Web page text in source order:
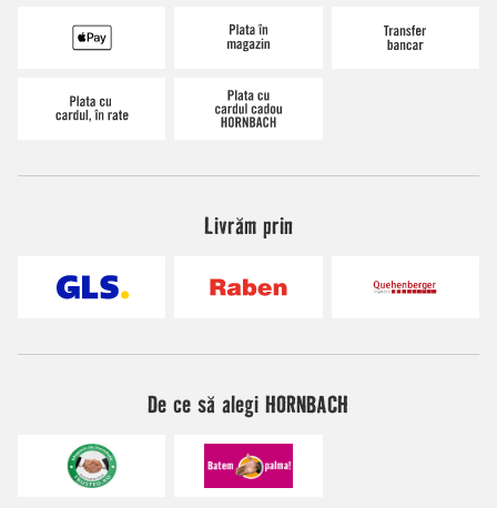
Livrăm prin
De ce să alegi HORNBACH